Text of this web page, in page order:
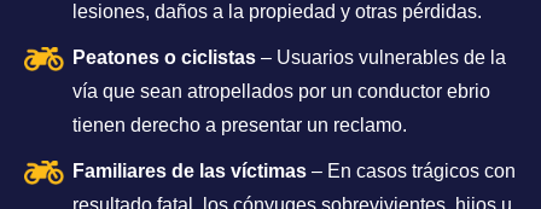
lesiones, daños a la propiedad y otras pérdidas.
Peatones o ciclistas – Usuarios vulnerables de la
vía que sean atropellados por un conductor ebrio
tienen derecho a presentar un reclamo.
Familiares de las víctimas – En casos trágicos con